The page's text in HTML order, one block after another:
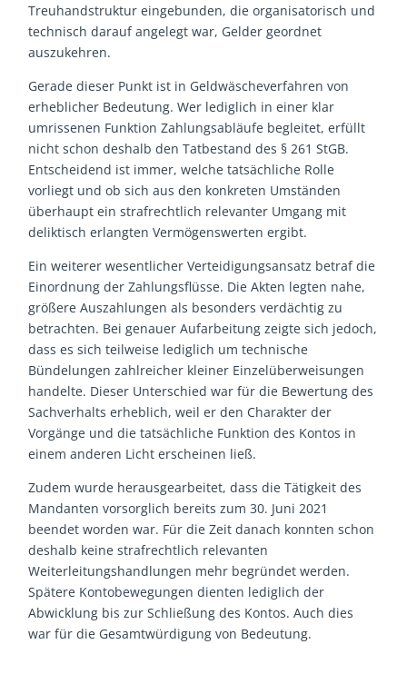
Treuhandstruktur eingebunden, die organisatorisch und
technisch darauf angelegt war, Gelder geordnet
auszukehren.
Gerade dieser Punkt ist in Geldwäscheverfahren von
erheblicher Bedeutung. Wer lediglich in einer klar
umrissenen Funktion Zahlungsabläufe begleitet, erfüllt
nicht schon deshalb den Tatbestand des § 261 StGB.
Entscheidend ist immer, welche tatsächliche Rolle
vorliegt und ob sich aus den konkreten Umständen
überhaupt ein strafrechtlich relevanter Umgang mit
deliktisch erlangten Vermögenswerten ergibt.
Ein weiterer wesentlicher Verteidigungsansatz betraf die
Einordnung der Zahlungsflüsse. Die Akten legten nahe,
größere Auszahlungen als besonders verdächtig zu
betrachten. Bei genauer Aufarbeitung zeigte sich jedoch,
dass es sich teilweise lediglich um technische
Bündelungen zahlreicher kleiner Einzelüberweisungen
handelte. Dieser Unterschied war für die Bewertung des
Sachverhalts erheblich, weil er den Charakter der
Vorgänge und die tatsächliche Funktion des Kontos in
einem anderen Licht erscheinen ließ.
Zudem wurde herausgearbeitet, dass die Tätigkeit des
Mandanten vorsorglich bereits zum 30. Juni 2021
beendet worden war. Für die Zeit danach konnten schon
deshalb keine strafrechtlich relevanten
Weiterleitungshandlungen mehr begründet werden.
Spätere Kontobewegungen dienten lediglich der
Abwicklung bis zur Schließung des Kontos. Auch dies
war für die Gesamtwürdigung von Bedeutung.